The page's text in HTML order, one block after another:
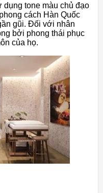
dụng tone màu chủ đạo
cách Hàn Quốc
gũi. Đối với nhân
bởi phong thái phục
của họ.